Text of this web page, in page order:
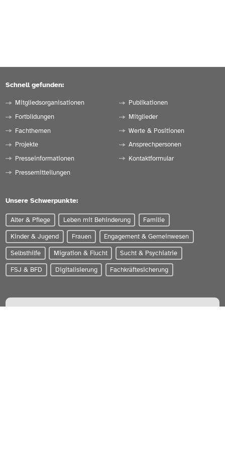
Schnell gefunden:
Mitgliedsorganisationen
Fortbildungen
Fachthemen
Projekte
Presseinformationen
Pressemitteilungen
Publikationen
Mitglieder
Werte & Positionen
Ansprechpersonen
Kontaktformular
Unsere Schwerpunkte:
Alter & Pflege Leben mit Behinderung Familie
Kinder & Jugend Frauen Engagement & Gemeinwesen
Selbsthilfe Migration & Flucht Sucht & Psychiatrie
FSJ & BFD Digitalisierung Fachkräftesicherung